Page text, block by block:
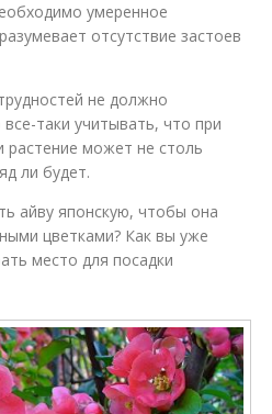
умеренное
отсутствие застоев
не должно
таки учитывать, что при
растение может не столь
ли будет.
айву японскую, чтобы она
цветками? Как вы уже
место для посадки